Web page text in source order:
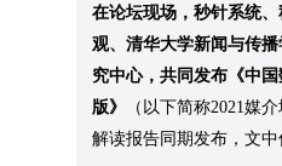
在论坛现场，秒针系统
观、清华大学新闻与传
究中心，共同发布《中
版》
（以下简称2021媒
解读报告同期发布，文中